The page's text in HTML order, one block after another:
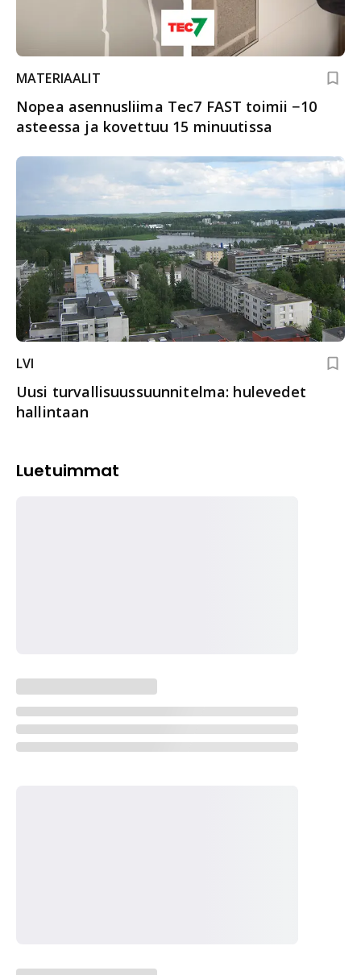
MATERIAALIT
Nopea asennusliima Tec7 FAST toimii −10
asteessa ja kovettuu 15 minuutissa
LVI
Uusi turvallisuussuunnitelma: hulevedet
hallintaan
Luetuimmat